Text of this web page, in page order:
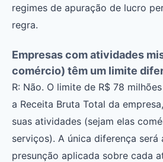
regimes de apuração de lucro
regra.
Empresas com atividades
comércio) têm um limite
R: Não. O limite de R$ 78
a Receita Bruta Total da
suas atividades (sejam elas
serviços). A única diferença será
presunção aplicada sobre cada